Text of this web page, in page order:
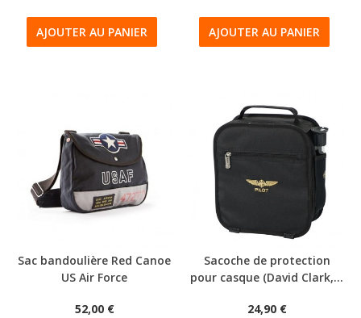
AJOUTER AU PANIER AJOUTER AU PANIER
Sac bandoulière Red Canoe
US Air Force
52,00 €
Sacoche de protection
pour casque (David Clark,...
24,90 €